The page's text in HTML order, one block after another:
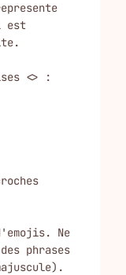
est
<> :
Ne
phrases